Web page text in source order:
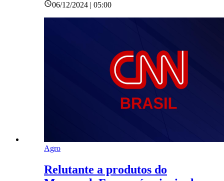
06/12/2024 | 05:00
Agro
Relutante a produtos do